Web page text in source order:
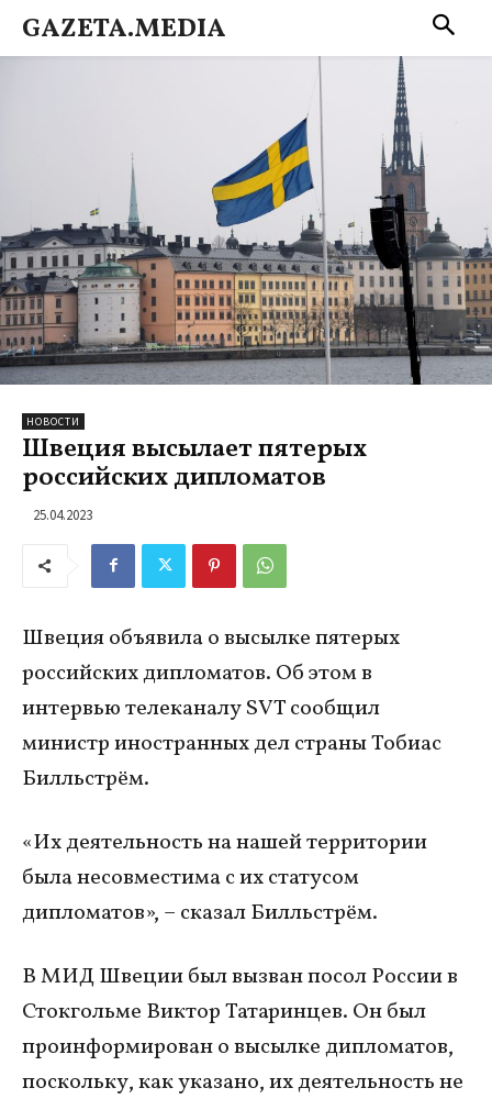
GAZETA.MEDIA
НОВОСТИ
Швеция высылает пятерых
российских дипломатов
25.04.2023
Швеция объявила о высылке пятерых
российских дипломатов. Об этом в
интервью телеканалу SVT сообщил
министр иностранных дел страны Тобиас
Билльстрём.
«Их деятельность на нашей территории
была несовместима с их статусом
дипломатов», – сказал Билльстрём.
В МИД Швеции был вызван посол России в
Стокгольме Виктор Татаринцев. Он был
проинформирован о высылке дипломатов,
поскольку, как указано, их деятельность не